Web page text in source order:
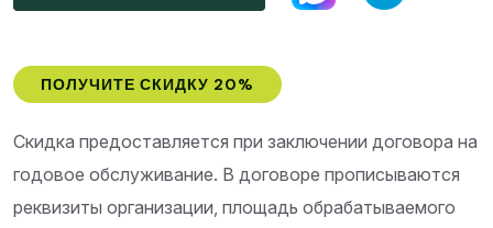
ПОЛУЧИТЕ СКИДКУ 20%
Скидка предоставляется при заключении договора на
годовое обслуживание. В договоре прописываются
реквизиты организации, площадь обрабатываемого